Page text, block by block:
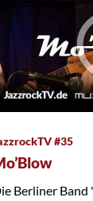
#35
Berliner